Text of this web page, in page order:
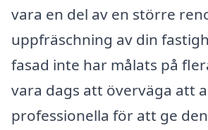
vara en del av en större
uppfräschning av din
fasad inte har målats på
vara dags att överväga att
professionella för att ge